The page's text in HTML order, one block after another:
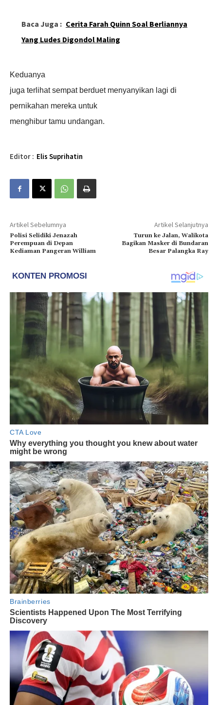
Baca Juga : Cerita Farah Quinn Soal Berliannya
Yang Ludes Digondol Maling
Keduanya
juga terlihat sempat berduet menyanyikan lagi di
pernikahan mereka untuk
menghibur tamu undangan.
Editor : Elis Suprihatin
Artikel Sebelumnya
Polisi Selidiki Jenazah
Perempuan di Depan
Kediaman Pangeran William
Artikel Selanjutnya
Turun ke Jalan, Walikota
Bagikan Masker di Bundaran
Besar Palangka Ray